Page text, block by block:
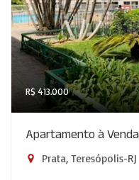
R$ 413.000
Apartamento à
Prata, Teresópolis-RJ